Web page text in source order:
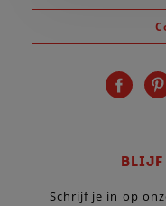
BLIJF
Schrijf je in op